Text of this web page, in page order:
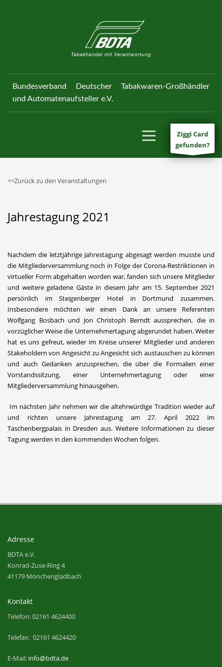
Bundesverband Deutscher Tabakwaren-Großhändler
und Automatenaufsteller e.V.
Ziggi Card
gefunden?
<<Zurück zu den Veranstaltungen
Jahrestagung 2021
Nachdem die letztjährige Jahrestagung abgesagt werden musste und
die Mitgliederversammlung noch in Folge der Corona-Restriktionen in
virtueller Form abgehalten worden war, fanden sich unsere Mitglieder
und weitere geladene Gäste in diesem Jahr am 15. September 2021
persönlich im Steigenberger Hotel in Dortmund zusammen.
Insbesondere möchten wir einen Dank an unsere Referenten
Wolfgang Bosbach und Jon Christoph Berndt aussprechen, die in
vorzüglicher Weise die Unternehmertagung abgerundet haben. Weiter
hat es uns gefreut, wieder im Kreise unserer Mitglieder und anderen
Stakeholdern von Angesicht zu Angesicht sich austauschen zu können
und auch Gedanken anzusprechen, die über die Formalien einer
Vorstandssitzung, einer Unternehmertagung oder einer
Mitgliederversammlung hinausgehen.
Im nächsten Jahr nehmen wir die altehrwürdige Tradition wieder auf
und richten unsere Jahrestagung am 27. April 2022 im
Taschenbergpalais in Dresden aus. Weitere Informationen zu dieser
Tagung werden in den kommenden Wochen folgen.
Adresse
BDTA e.V.
Konrad-Zuse-Ring 4
41179 Mönchengladbach
Kontakt
Telefon: 02161 4624400
Telefax: 02161 4624420
E-Mail: info@bdta.de